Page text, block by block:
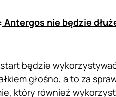
Antergos nie będzie
będzie
głośno, a to za
który również